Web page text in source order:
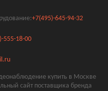
+7(495)-645-94-32
555-18-00
купить в Москве
сайт поставщика бренда